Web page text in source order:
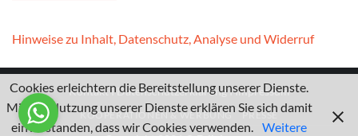
Hinweise zu Inhalt, Datenschutz, Analyse und Widerruf
KontaktI DatenschutzerklärungIImpressum
KOOPERATIONEN & WERBUNG PRESSE
Cookies erleichtern die Bereitstellung unserer Dienste.
Mit der Nutzung unserer Dienste erklären Sie sich damit
einverstanden, dass wir Cookies verwenden. Weitere